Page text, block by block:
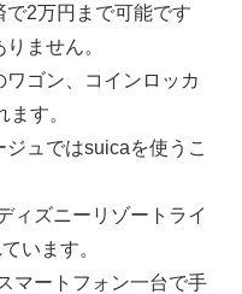
2万円まで可能です
ません。
ゴン、コインロッカ
す。
ュではsuicaを使うこ
ィズニーリゾートライ
います。
マートフォン一台で手